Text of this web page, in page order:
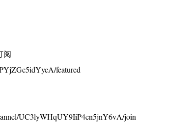
阅
featured
UC3lyWHqUY9IiP4en5jnY6vA/join